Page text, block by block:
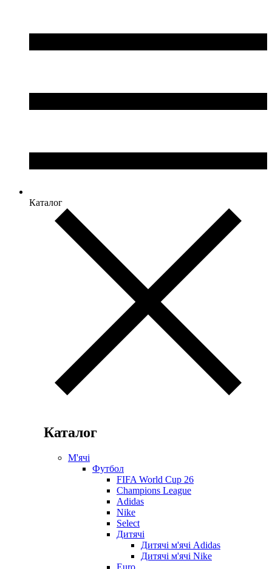
Каталог
Каталог
М'ячі
Футбол
FIFA World Cup 26
Champions League
Adidas
Nike
Select
Дитячі
Дитячі м'ячі Adidas
Дитячі м'ячі Nike